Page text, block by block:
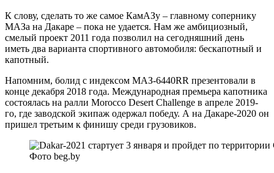
К слову, сделать то же самое КамАЗу – главному сопернику
МАЗа на Дакаре – пока не удается. Нам же амбициозный,
смелый проект 2011 года позволил на сегодняшний день
иметь два варианта спортивного автомобиля: бескапотный и
капотный.
Напомним, болид с индексом МАЗ-6440RR презентовали в
конце декабря 2018 года. Международная премьера капотника
состоялась на ралли Morocco Desert Challenge в апреле 2019-
го, где заводской экипаж одержал победу. А на Дакаре-2020 он
пришел третьим к финишу среди грузовиков.
Фото beg.by